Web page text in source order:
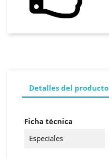
Detalles del producto
Ficha técnica
Especiales